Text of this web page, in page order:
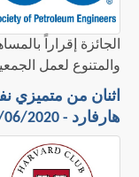
الجائزة إقراراً
والمتنوع لعمل
اثنان من متميزي
هارفارد - 15/06/2020